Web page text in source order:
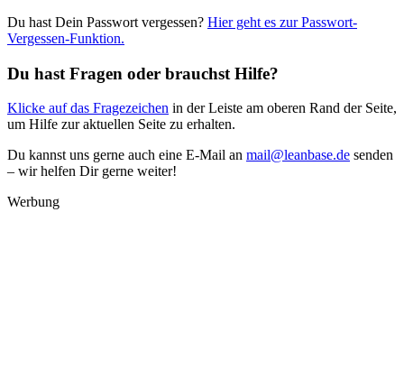
Du hast Dein Passwort vergessen? Hier geht es zur Passwort-
Vergessen-Funktion.
Du hast Fragen oder brauchst Hilfe?
Klicke auf das Fragezeichen in der Leiste am oberen Rand der Seite,
um Hilfe zur aktuellen Seite zu erhalten.
Du kannst uns gerne auch eine E-Mail an mail@leanbase.de senden
– wir helfen Dir gerne weiter!
Werbung